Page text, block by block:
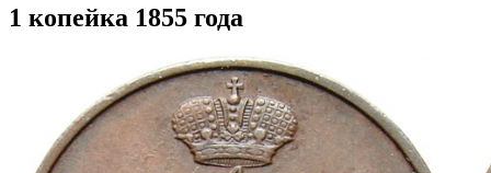
1 копейка 1855 года